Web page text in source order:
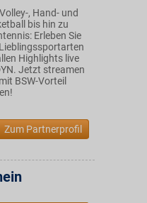
, Hand- und
bis hin zu
Erleben Sie
Highlights live
Jetzt streamen
BSW-Vorteil
Zum Partnerprofil